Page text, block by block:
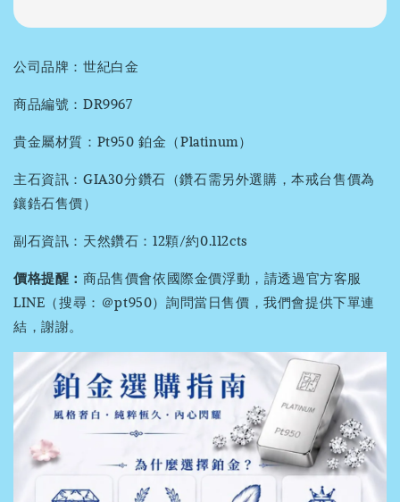
公司品牌：世紀白金
商品編號：DR9967
貴金屬材質：Pt950 鉑金（Platinum）
主石資訊：GIA30分鑽石（鑽石需另外選購，本戒台售價為
鑲鋯石售價）
副石資訊：天然鑽石：12顆/約0.112cts
價格提醒： 商品售價會依國際金價浮動，請透過官方客服
LINE（搜尋：＠pt950）詢問當日售價，我們會提供下單連
結，謝謝。